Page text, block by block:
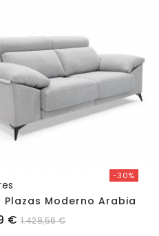
-30%
Plazas Moderno Arabia
€ 1.428,56 €